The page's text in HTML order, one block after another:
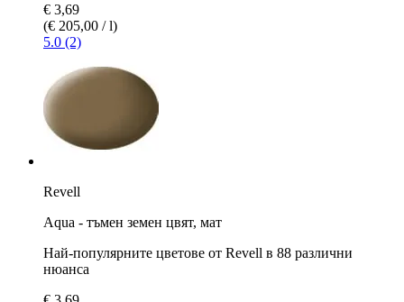
€ 3,69
(€ 205,00 / l)
5.0 (2)
Revell
Aqua - тъмен земен цвят, мат
Най-популярните цветове от Revell в 88 различни
нюанса